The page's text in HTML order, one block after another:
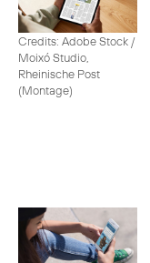
Credits: Adobe Stock /
Moixó Studio,
Rheinische Post
(Montage)